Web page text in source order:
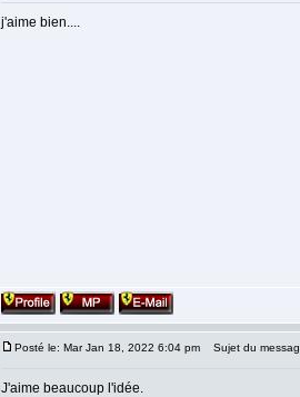
j'aime bien....
Posté le: Mar Jan 18, 2022 6:04 pm Sujet du
J'aime beaucoup l'idée.